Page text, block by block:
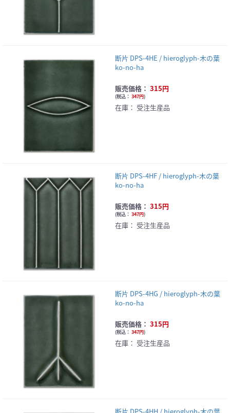
断片 DPS-4HE / hieroglyph-木の葉
ko-no-ha
販売価格： 315円
(税込： 347円)
在庫： 受注生産品
断片 DPS-4HF / hieroglyph-木の葉
ko-no-ha
販売価格： 315円
(税込： 347円)
在庫： 受注生産品
断片 DPS-4HG / hieroglyph-木の葉
ko-no-ha
販売価格： 315円
(税込： 347円)
在庫： 受注生産品